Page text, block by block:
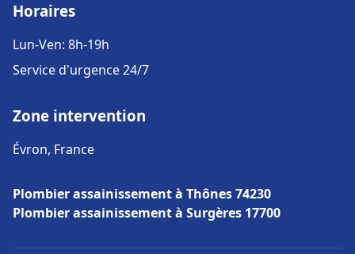
Horaires
Lun-Ven: 8h-19h
Service d'urgence 24/7
Zone intervention
Évron, France
Plombier assainissement à Thônes 74230
Plombier assainissement à Surgères 17700